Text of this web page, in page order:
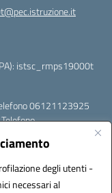
degli utenti -
necessari al
istsc_rmps19000t
06121123925